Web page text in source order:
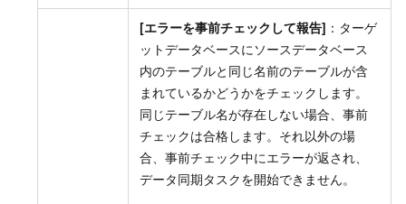
[エラーを事前チェックして報告] ：ターゲ
ットデータベースにソースデータベース
内のテーブルと同じ名前のテーブルが含
まれているかどうかをチェックします。
同じテーブル名が存在しない場合、事前
チェックは合格します。それ以外の場
合、事前チェック中にエラーが返され、
データ同期タスクを開始できません。